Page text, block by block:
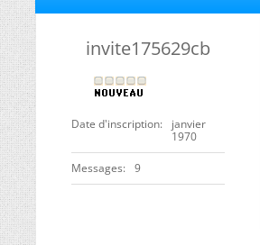
invite175629cb
Date d'inscription
janvier
1970
Messages 9